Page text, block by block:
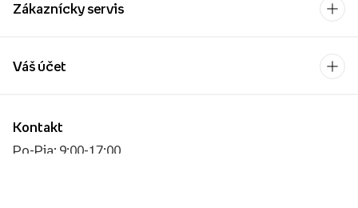
Zákaznícky servis
Kontakt
Po-Pia: 9:00-17:00
Váš účet